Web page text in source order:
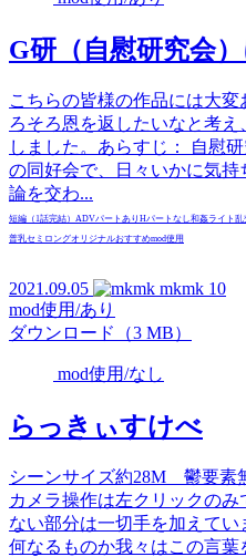
G研（自慰研究会
こちらの皆様の作品には大
ろそろ恩を返したいなと考
しました。あらすじ： 自慰
の同好会で、日々いかに気
論を交わ...
短編（1話完結） ADVパートあり Hパートなし和姦ライト 乱
普乳セミロングオリジナルおすすめmod使用
2021.09.05 mkmk 10
mod使用/あり
ダウンロード（3 MB）
mod使用/なし
らっきぃすけべ
シーンサイズ約28M 鬱要
カメラ操作は左クリックの
ない部分は一切手を加えて
何なるものか我々はこの言葉